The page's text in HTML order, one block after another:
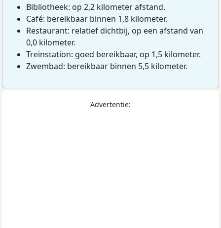
Bibliotheek: op 2,2 kilometer afstand.
Café: bereikbaar binnen 1,8 kilometer.
Restaurant: relatief dichtbij, op een afstand van
0,0 kilometer.
Treinstation: goed bereikbaar, op 1,5 kilometer.
Zwembad: bereikbaar binnen 5,5 kilometer.
Advertentie: